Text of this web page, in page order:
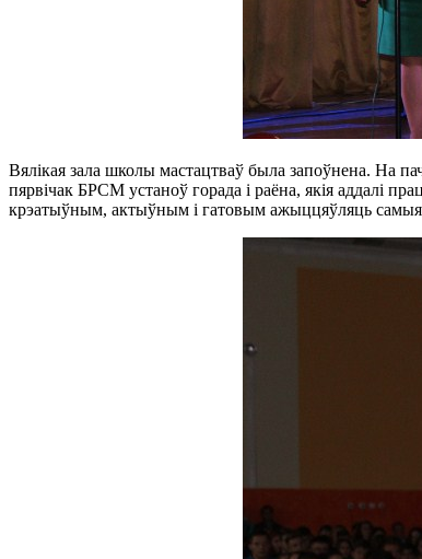
Вялікая зала школы мастацтваў была запоўнена. На
пярвічак БРСМ устаноў горада і раёна, якія аддалі
крэатыўным, актыўным і гатовым ажыццяўляць самыя